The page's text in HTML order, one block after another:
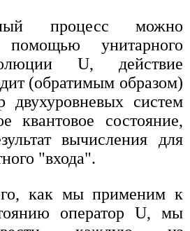
процесс можно
унитарного
U, действие
(обратимым образом)
двухуровневых систем
квантовое состояние,
вычисления для
"входа".
как мы применим к
оператор U, мы